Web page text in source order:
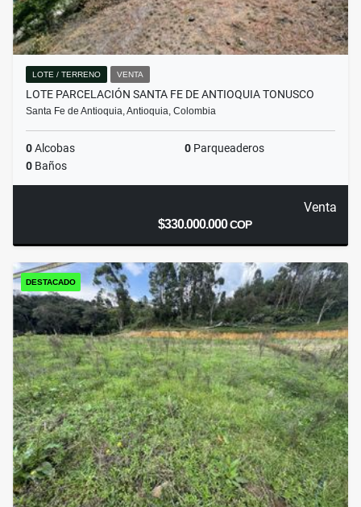
LOTE / TERRENO VENTA
LOTE PARCELACIÓN SANTA FE DE ANTIOQUIA TONUSCO
Santa Fe de Antioquia, Antioquia, Colombia
0Alcobas 0 Parqueaderos
0 Baños
Venta
$330.000.000COP
DESTACADO